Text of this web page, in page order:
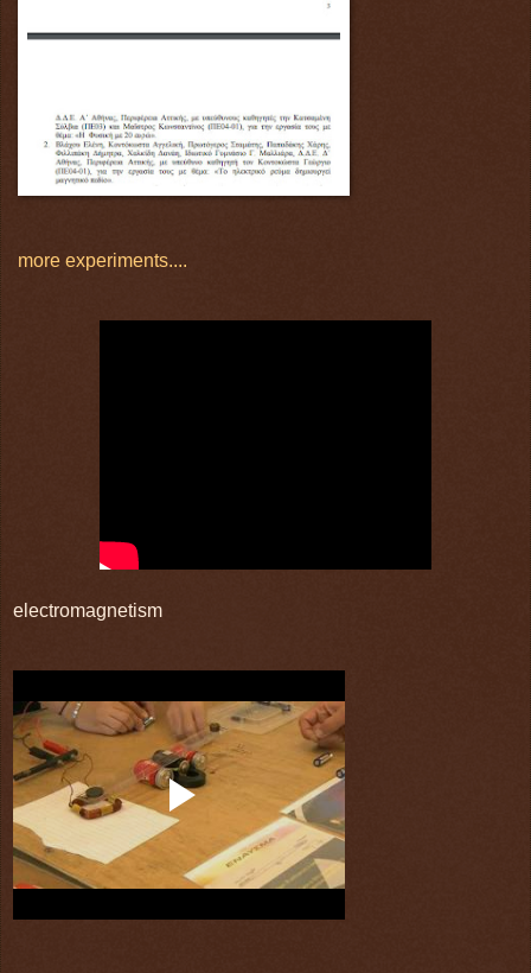
more experiments....
electromagnetism